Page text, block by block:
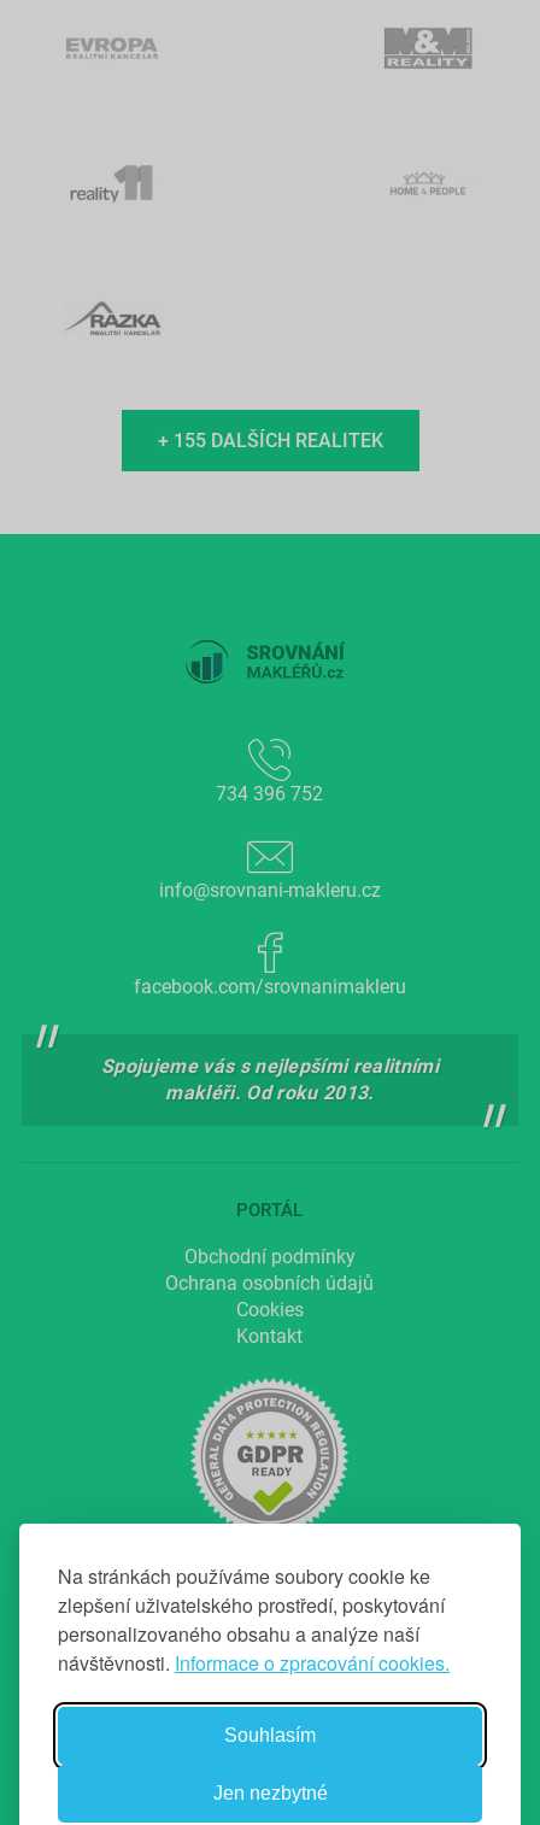
Na stránkách používáme soubory cookie ke
zlepšení uživatelského prostředí, poskytování
personalizovaného obsahu a analýze naší
návštěvnosti. Informace o zpracování cookies.
Souhlasím
Jen nezbytné
+ 155 DALŠÍCH REALITEK
734 396 752
info@srovnani-makleru.cz
facebook.com/srovnanimakleru
Spojujeme vás s nejlepšími realitními
makléři. Od roku 2013.
PORTÁL
Obchodní podmínky
Ochrana osobních údajů
Cookies
Kontakt
NAVIGACE
O projektu
Chci top makléře
Průvodce prodejem
Realitní poradna